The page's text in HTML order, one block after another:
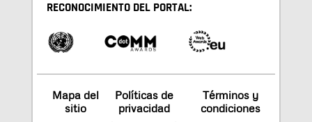
RECONOCIMIENTO DEL PORTAL:
Mapa del
sitio
Políticas de
privacidad
Términos y
condiciones